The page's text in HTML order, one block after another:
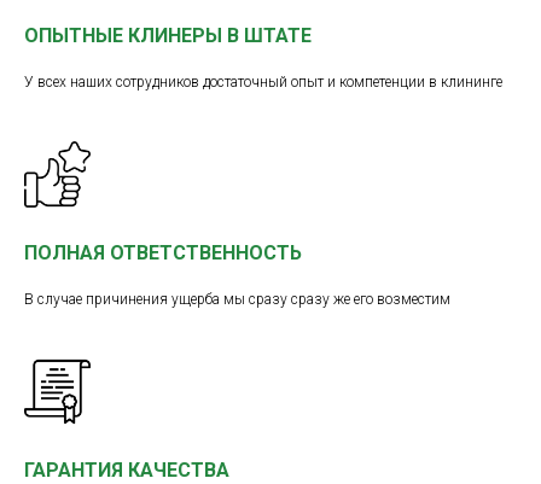
ОПЫТНЫЕ КЛИНЕРЫ В ШТАТЕ
У всех наших сотрудников достаточный опыт и компетенции в клининге
ПОЛНАЯ ОТВЕТСТВЕННОСТЬ
В случае причинения ущерба мы сразу сразу же его возместим
ГАРАНТИЯ КАЧЕСТВА